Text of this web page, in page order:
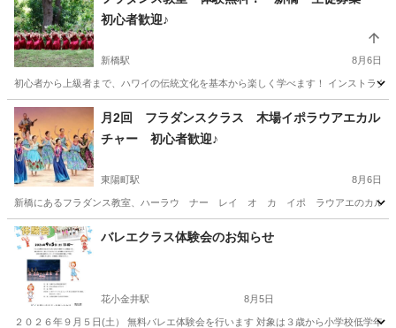
初心者歓迎♪
新橋駅 8月6日
初心者から上級者まで、ハワイの伝統文化を基本から楽しく学べます！ インストラ
東京 港区 新橋駅 フラダンス ハワイ
月2回 フラダンスクラス 木場イポラウアエカル
チャー 初心者歓迎♪
東陽町駅 8月6日
新橋にあるフラダンス教室、ハーラウ ナー レイ オ カ イポ ラウアエのカルチャ
東京 江東区 東陽町駅 フラダンス 東京
東陽町駅
バレエクラス体験会のお知らせ
花小金井駅 8月5日
２０２６年９月５日(土） 無料バレエ体験会を行います 対象は３歳から小学校低学年